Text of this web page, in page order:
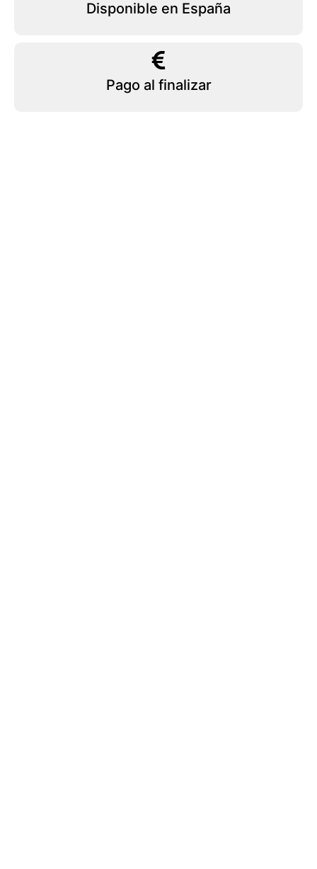
Disponible en España
Pago al finalizar